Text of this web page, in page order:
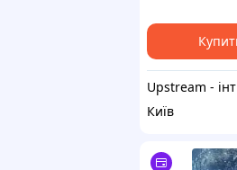
Київ